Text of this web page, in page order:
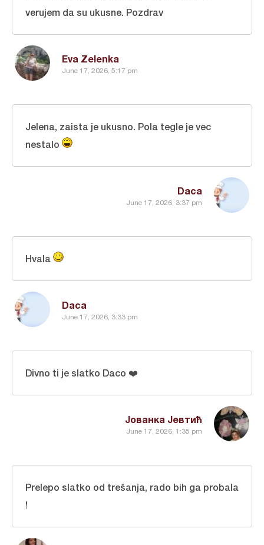
Eva Zelenka
June 17, 2026, 5:17 pm
verujem da su ukusne. Pozdrav
Daca
June 17, 2026, 3:37 pm
Jelena, zaista je ukusno. Pola tegle je vec
nestalo
Daca
June 17, 2026, 3:33 pm
Hvala
Јованка Јевтић
June 17, 2026, 1:35 pm
Divno ti je slatko Daco ❤️
Prelepo slatko od trešanja, rado bih ga probala
!